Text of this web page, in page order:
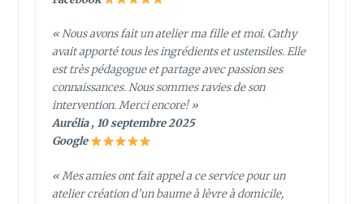
« Nous avons fait un atelier ma fille et moi. Cathy
avait apporté tous les ingrédients et ustensiles. Elle
est très pédagogue et partage avec passion ses
connaissances. Nous sommes ravies de son
intervention. Merci encore! »
Aurélia , 10 septembre 2025
Google
« Mes amies ont fait appel a ce service pour un
atelier création d’un baume à lèvre à domicile,